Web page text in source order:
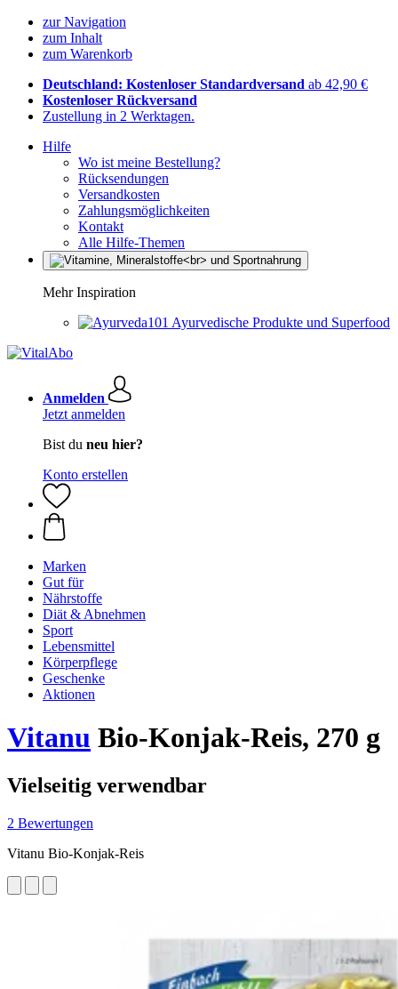
zur Navigation
zum Inhalt
zum Warenkorb
Deutschland: Kostenloser Standardversand ab 42,90 €
Kostenloser Rückversand
Zustellung in 2 Werktagen.
Hilfe
Wo ist meine Bestellung?
Rücksendungen
Versandkosten
Zahlungsmöglichkeiten
Kontakt
Alle Hilfe-Themen
Mehr Inspiration
Ayurvedische Produkte und Superfood
Anmelden
Jetzt anmelden
Bist du neu hier?
Konto erstellen
Marken
Gut für
Nährstoffe
Diät & Abnehmen
Sport
Lebensmittel
Körperpflege
Geschenke
Aktionen
Vitanu Bio-Konjak-Reis, 270 g
Vielseitig verwendbar
2 Bewertungen
Vitanu Bio-Konjak-Reis